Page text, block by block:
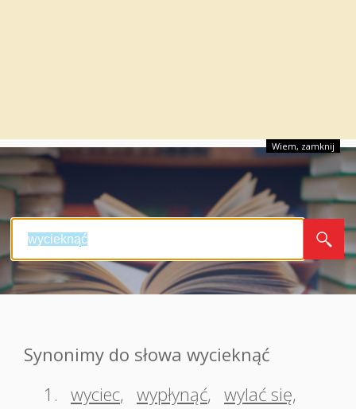
Wiem, zamknij
Synonimy do słowa wycieknąć
1. wyciec, wypłynąć, wylać się,